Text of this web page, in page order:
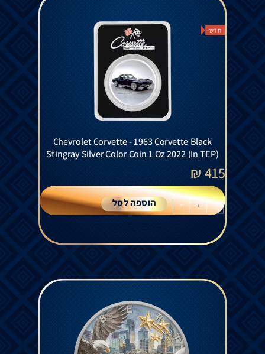
חדש
Chevrolet Corvette - 1963 Corvette Black
Stingray Silver Color Coin 1 Oz 2022 (In TEP)
415
₪
-
+ הוספה לסל